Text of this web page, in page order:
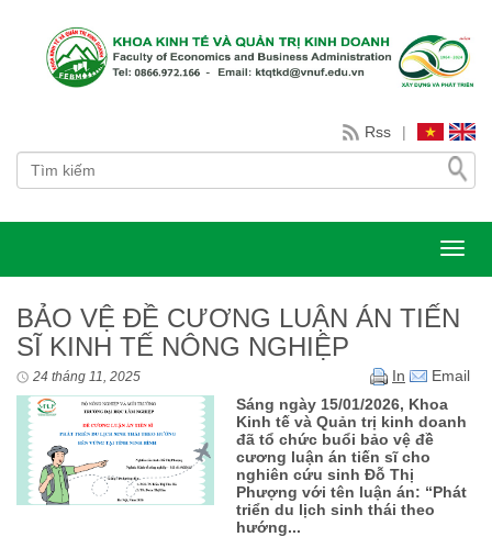
Rss |
BẢO VỆ ĐỀ CƯƠNG LUẬN ÁN TIẾN
SĨ KINH TẾ NÔNG NGHIỆP
24 tháng 11, 2025 In
Email
Sáng ngày 15/01/2026, Khoa
Kinh tế và Quản trị kinh doanh
đã tổ chức buổi bảo vệ đề
cương luận án tiến sĩ cho
nghiên cứu sinh Đỗ Thị
Phượng với tên luận án: “Phát
triển du lịch sinh thái theo
hướng...